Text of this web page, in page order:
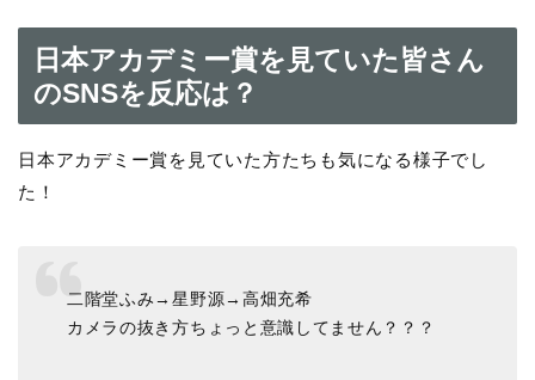
日本アカデミー賞を見ていた皆さん
のSNSを反応は？
日本アカデミー賞を見ていた方たちも気になる様子でし
た！
二階堂ふみ→星野源→高畑充希
カメラの抜き方ちょっと意識してません？？？